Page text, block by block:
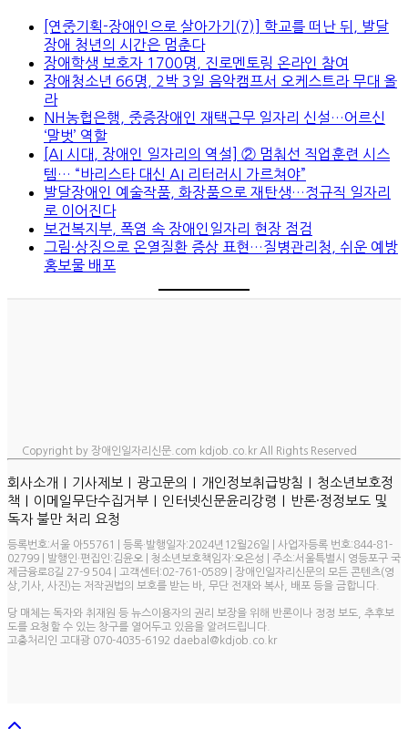
[연중기획-장애인으로 살아가기(7)] 학교를 떠난 뒤, 발달
장애 청년의 시간은 멈춘다
장애학생 보호자 1700명, 진로멘토링 온라인 참여
장애청소년 66명, 2박 3일 음악캠프서 오케스트라 무대 올
라
NH농협은행, 중증장애인 재택근무 일자리 신설…어르신
‘말벗’ 역할
[AI 시대, 장애인 일자리의 역설] ② 멈춰선 직업훈련 시스
템… “바리스타 대신 AI 리터러시 가르쳐야”
발달장애인 예술작품, 화장품으로 재탄생…정규직 일자리
로 이어진다
보건복지부, 폭염 속 장애인일자리 현장 점검
그림·상징으로 온열질환 증상 표현…질병관리청, 쉬운 예방
홍보물 배포
Copyright by 장애인일자리신문.com kdjob.co.kr All Rights Reserved
회사소개 ㅣ 기사제보 ㅣ 광고문의 ㅣ 개인정보취급방침 ㅣ 청소년보호정
책 ㅣ 이메일무단수집거부 ㅣ 인터넷신문윤리강령 ㅣ 반론·정정보도 및
독자 불만 처리 요청
등록번호:서울 아55761 | 등록·발행일자:2024년12월26일 | 사업자등록 번호:844-81-
02799 | 발행인·편집인:김윤오 | 청소년보호책임자:오은성 | 주소:서울특별시 영등포구 국
제금융로8길 27-9 504 | 고객센터:02-761-0589 | 장애인일자리신문의 모든 콘텐츠(영
상,기사, 사진)는 저작권법의 보호를 받는 바, 무단 전재와 복사, 배포 등을 금합니다.
당 매체는 독자와 취재원 등 뉴스이용자의 권리 보장을 위해 반론이나 정정 보도, 추후보
도를 요청할 수 있는 창구를 열어두고 있음을 알려드립니다.
고충처리인 고대광 070-4035-6192 daebal@kdjob.co.kr